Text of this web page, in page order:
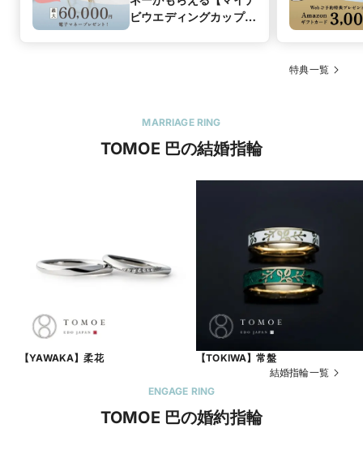
ビウエディングカップル
特典一覧
MARRIAGE RING
TOMOE 巴の結婚指輪
【YAWAKA】柔花
【TOKIWA】常盤
結婚指輪一覧
ENGAGE RING
TOMOE 巴の婚約指輪